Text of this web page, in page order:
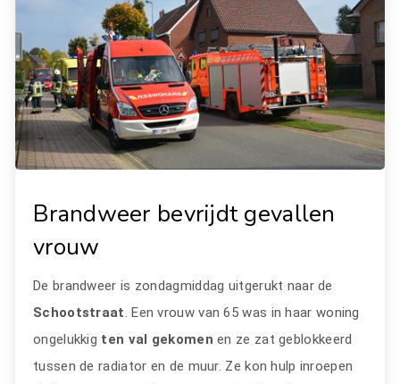
Brandweer bevrijdt gevallen
vrouw
De brandweer is zondagmiddag uitgerukt naar de
Schootstraat. Een vrouw van 65 was in haar woning
ongelukkig ten val gekomen en ze zat geblokkeerd
tussen de radiator en de muur. Ze kon hulp inroepen